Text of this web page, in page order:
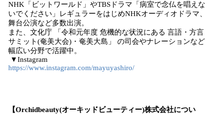
NHK「ビットワールド」やTBSドラマ「病室で念仏を唱えな
いでください」レギュラーをはじめNHKオーディオドラマ、
舞台公演など多数出演。
また、文化庁 「令和元年度 危機的な状況にある 言語・方言
サミット(奄美大会)・奄美大島」 の司会やナレーションなど
幅広い分野で活躍中。
▼Instagram
https://www.instagram.com/mayuyashiro/
【Orchidbeauty(オーキッドビューティー)株式会社につい